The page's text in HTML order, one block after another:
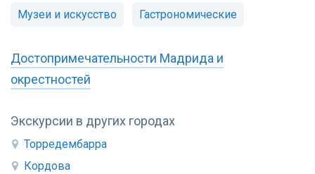
Экскурсии в других городах
Торредембарра
Кордова
Музеи и искусство Гастрономические
Достопримечательности Мадрида и
окрестностей